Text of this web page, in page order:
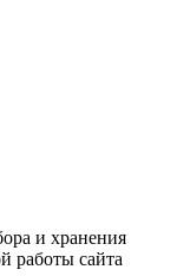
и хранения
работы сайта